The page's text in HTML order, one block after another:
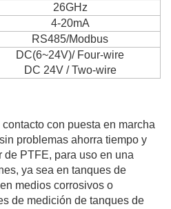
26GHz
4-20mA
RS485/Modbus
DC(6~24V)/ Four-wire
DC 24V / Two-wire
con puesta en marcha
problemas ahorra tiempo y
PTFE, para uso en una
ya sea en tanques de
medios corrosivos o
de medición de tanques de